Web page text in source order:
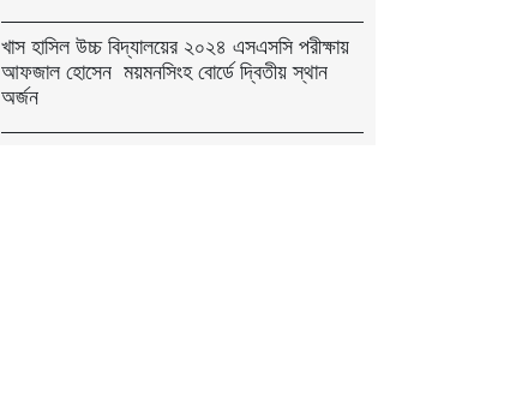
খাস হাসিল উচ্চ বিদ্যালয়ের ২০২৪ এসএসসি পরীক্ষায়
আফজাল হোসেন ময়মনসিংহ বোর্ডে দ্বিতীয় স্থান
অর্জন